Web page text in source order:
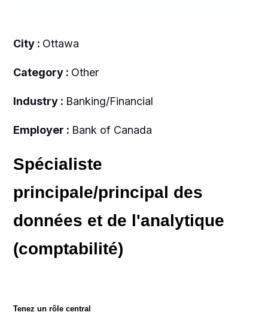
City : Ottawa
Category : Other
Industry : Banking/Financial
Employer : Bank of Canada
Spécialiste
principale/principal des
données et de l'analytique
(comptabilité)
Tenez un rôle central